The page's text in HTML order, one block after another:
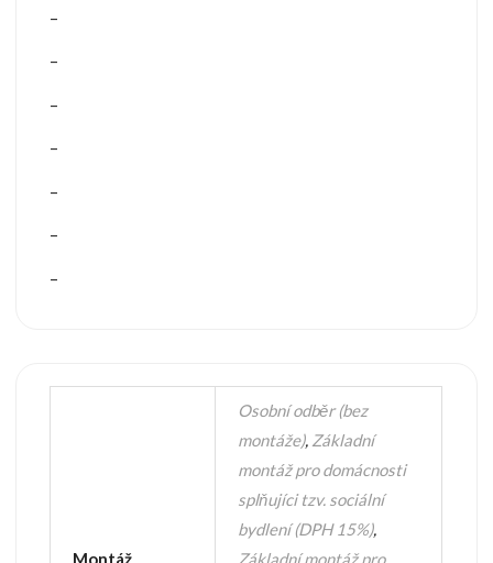
–
–
–
–
–
–
–
Montáž
Osobní odběr (bez
montáže), Základní
montáž pro domácnosti
splňujíci tzv. sociální
bydlení (DPH 15%),
Základní montáž pro